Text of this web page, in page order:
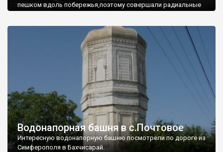
пешком вдоль побережья,поэтому совершали радиальные
Водонапорная башня в с.Почтовое
Интересную водонапорную башню посмотрели по дороге из
Симферополя в Бахчисарай.